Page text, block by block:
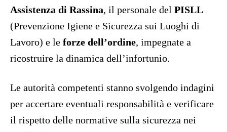
Assistenza di Rassina, il personale del PISLL
(Prevenzione Igiene e Sicurezza sui Luoghi di
Lavoro) e le forze dell’ordine, impegnate a
ricostruire la dinamica dell’infortunio.
Le autorità competenti stanno svolgendo indagini
per accertare eventuali responsabilità e verificare
il rispetto delle normative sulla sicurezza nei